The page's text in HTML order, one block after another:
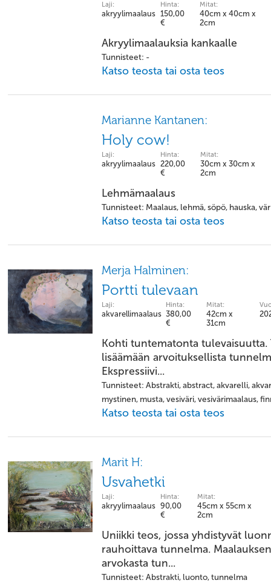
Laji:
akryylimaalaus
Hinta:
150,00
€
Mitat:
40cm x 40cm x
2cm
Akryylimaalauksia kankaalle
Tunnisteet: -
Katso teosta tai osta teos
Marianne Kantanen:
Holy cow!
Laji:
akryylimaalaus
Hinta:
220,00
€
Mitat:
30cm x 30cm x
2cm
Lehmämaalaus
Tunnisteet: Maalaus, lehmä, söpö, hauska,
Katso teosta tai osta teos
Merja Halminen:
Portti tulevaan
Laji:
akvarellimaalaus
Hinta:
380,00
€
Mitat:
42cm x
31cm
Kohti tuntematonta tulevaisuutta.
lisäämään arvoituksellista
Ekspressiivi...
Tunnisteet: Abstrakti, abstract, akvarelli,
mystinen, musta, vesiväri, vesivärimaalaus,
Katso teosta tai osta teos
Marit H:
Usvahetki
Laji:
akryylimaalaus
Hinta:
90,00
€
Mitat:
45cm x 55cm x
2cm
​Uniikki teos, jossa yhdistyvät
rauhoittava tunnelma.
arvokasta tun...
Tunnisteet: Abstrakti, luonto, tunnelma